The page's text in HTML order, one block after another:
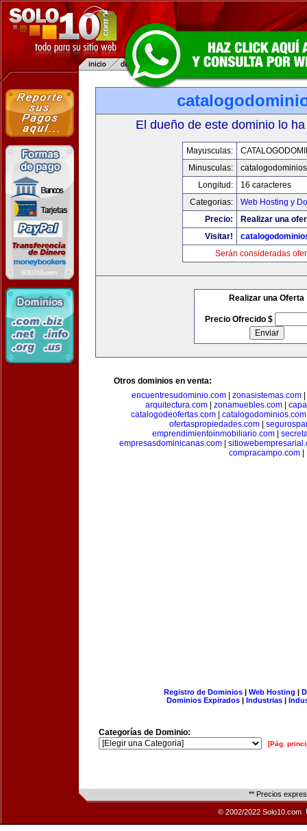
El dueño de este dominio lo
Mayusculas:
Minusculas:
Longitud:
16 caracteres
Categorias:
Web Hosting y
Precio:
Realizar una
Visitar!
Serán consideradas
Realizar una Oferta
Precio Ofrecido $
Otros dominios en venta:
encuentresudominio.com| zonasistemas.com|
arquitectura.com
zonamuebles.com
catalogodeofertas.com| catalogodominios.com
ofertaspropiedades.com|
emprendimientoinmobiliario.com|
empresasdominicanas.com|
compracampo.com
Registro de Dominios| Web Hosting |
Dominios Expirados | Industrias |
Categorías de Dominio:
[Pág.
** Precios
© 2002/2022 Solo10.com